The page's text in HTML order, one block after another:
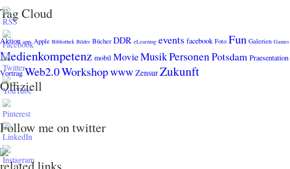
Tag Cloud
Aktion app. Apple Bibliothek Bilder Bücher DDR eLearning events facebook Foto Fun Galerien Games
Medienkompetenz mobil MovieMusikPersonenPotsdam Praesentation
Vortrag Web2.0WorkshopwwwZensurZukunft
Offiziell
Follow me on twitter